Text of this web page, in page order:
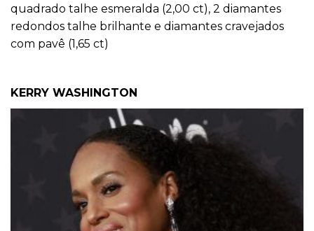
quadrado talhe esmeralda (2,00 ct), 2 diamantes
redondos talhe brilhante e diamantes cravejados
com pavê (1,65 ct)
KERRY WASHINGTON